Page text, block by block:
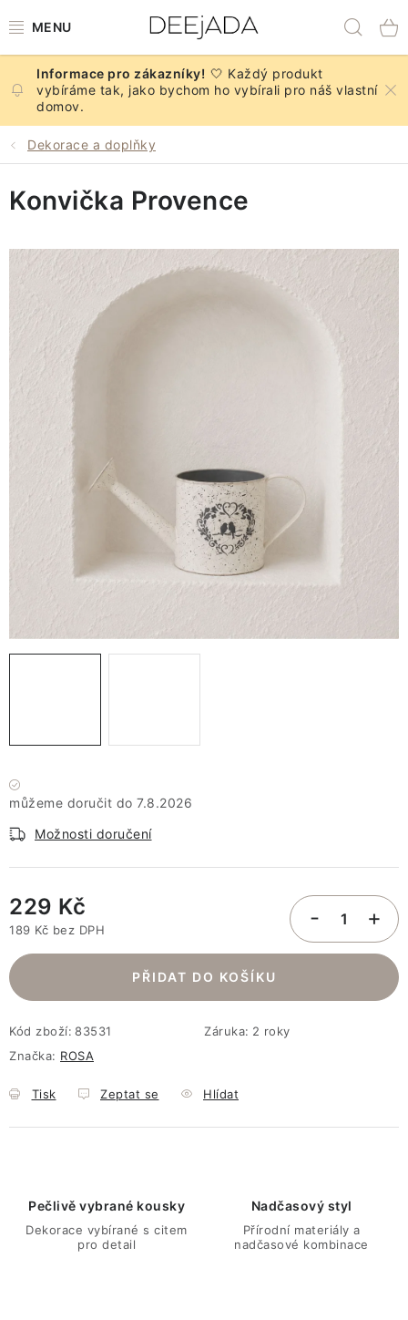
na
NOVINKY
PODZIM
BYTOVÝ TEXTIL
KOUPELNA
ZNAČKY
Doprava a platba
FAQ - nejčastější dotazy
Vrácení zboží a reklamace
Obchodní podmínky
Ochrana Osobních údajů GDPR
Spojte se s námi
Odstoupení od smlouvy
🤍 Každý produkt
vybíráme tak, jako bychom ho vybírali pro náš vlastní
domov.
Dekorace a doplňky
7.8.2026
Možnosti doručení
229 Kč
189 Kč bez DPH
PŘIDAT DO KOŠÍKU
Kód zboží: 83531 Záruka: 2 roky
Značka: ROSA
Tisk Zeptat se Hlídat
Konvička Provence
Pečlivě vybrané kousky
Dekorace vybírané s citem
pro detail
Nadčasový styl
Přírodní materiály a
nadčasové kombinace